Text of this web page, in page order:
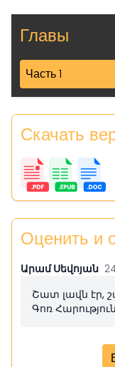
Главы
Часть 1
Скачать
Оценить и
Արամ Սեվոյան
Շատ լավն էր,
Գոռ